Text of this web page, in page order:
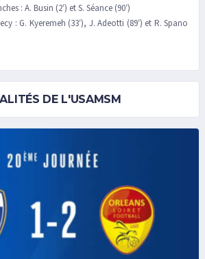
: A. Busin (2′) et S. Séance (90′)
: G. Kyeremeh (33′), J. Adeotti (89′) et R. Spano
DE L'USAMSM